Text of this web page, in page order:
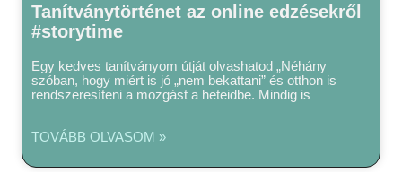
Tanítványtörténet az online edzésekről
#storytime
Egy kedves tanítványom útját olvashatod „Néhány
szóban, hogy miért is jó „nem bekattani” és otthon is
rendszeresíteni a mozgást a heteidbe. Mindig is
TOVÁBB OLVASOM »